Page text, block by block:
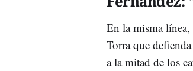
En la misma
Torra que
a la mitad de los